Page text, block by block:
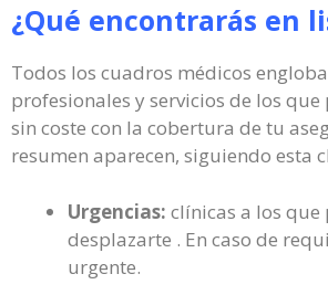
¿Qué encontrarás en
Todos los cuadros médicos
profesionales y servicios de los
sin coste con la cobertura de tu
resumen aparecen, siguiendo esta
Urgencias: clínicas a los que
desplazarte . En caso de
urgente.